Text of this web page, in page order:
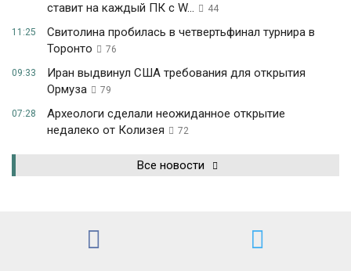
ставит на каждый ПК с W...
44
11:25
Свитолина пробилась в четвертьфинал турнира в
Торонто
76
09:33
Иран выдвинул США требования для открытия
Ормуза
79
07:28
Археологи сделали неожиданное открытие
недалеко от Колизея
72
Все новости